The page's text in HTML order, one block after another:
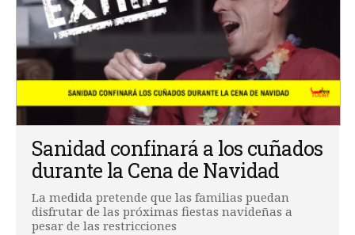
Sanidad confinará a los cuñados
durante la Cena de Navidad
La medida pretende que las familias puedan
disfrutar de las próximas fiestas navideñas a
pesar de las restricciones